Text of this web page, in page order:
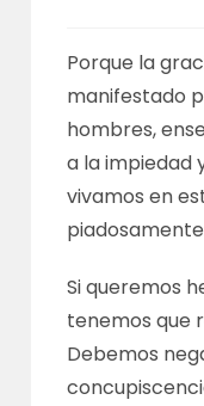
Porque la
manifestado
hombres,
a la impiedad
vivamos en
Si queremos
tenemos que
Debemos